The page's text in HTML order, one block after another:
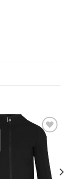
Add to
wishlist